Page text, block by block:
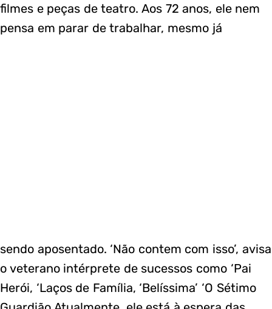
filmes e peças de teatro. Aos 72 anos, ele nem
pensa em parar de trabalhar, mesmo já
sendo aposentado. ‘Não contem com isso’, avisa
o veterano intérprete de sucessos como ‘Pai
Herói, ‘Laços de Família, ‘Belíssima’ ‘O Sétimo